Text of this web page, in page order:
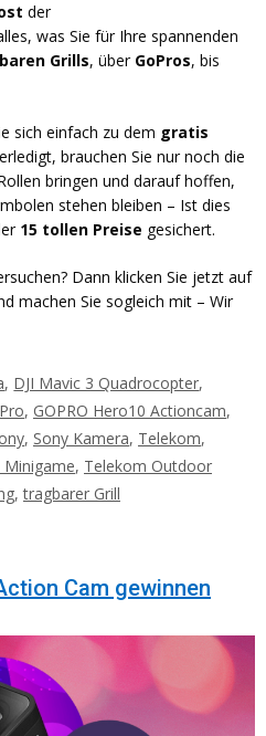
der
was Sie für Ihre spannenden
Grills, über GoPros, bis
sich einfach zu dem gratis
brauchen Sie nur noch die
bringen und darauf hoffen,
stehen bleiben – Ist dies
15 tollen Preise gesichert.
Dann klicken Sie jetzt auf
machen Sie sogleich mit – Wir
, DJI Mavic 3 Quadrocopter,
, GOPRO Hero10 Actioncam,
, Sony Kamera, Telekom,
, Telekom Outdoor
,tragbarer Grill
Cam gewinnen